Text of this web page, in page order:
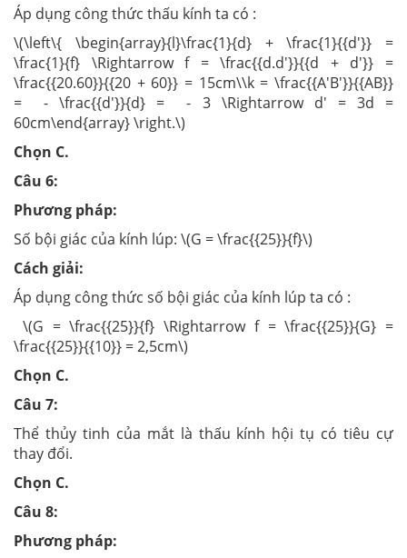
Áp dụng công thức thấu kính ta có :
\(\left\{ \begin{array}{l}\frac{1}{d} + \frac{1}{{d'}} =
\frac{1}{f} \Rightarrow f = \frac{{d.d'}}{{d + d'}} =
\frac{{20.60}}{{20 + 60}} = 15cm\\k = \frac{{A'B'}}{{AB}}
= - \frac{{d'}}{d} = - 3 \Rightarrow d' = 3d =
60cm\end{array} \right.\)
Chọn C.
Câu 6:
Phương pháp:
Số bội giác của kính lúp: \(G = \frac{{25}}{f}\)
Cách giải:
Áp dụng công thức số bội giác của kính lúp ta có :
\(G = \frac{{25}}{f} \Rightarrow f = \frac{{25}}{G} =
\frac{{25}}{{10}} = 2,5cm\)
Chọn C.
Câu 7:
Thể thủy tinh của mắt là thấu kính hội tụ có tiêu cự
thay đổi.
Chọn C.
Câu 8:
Phương pháp: